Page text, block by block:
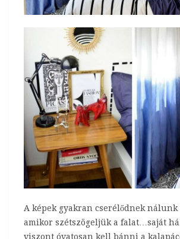
A képek gyakran cserélődnek nálunk
amikor szétszögeljük a falat…saját
viszont óvatosan kell bánni a